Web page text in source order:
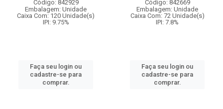
Código: 842929
Embalagem: Unidade
Caixa Com: 120 Unidade(s)
IPI: 9.75%
Faça seu login ou
cadastre-se para
comprar.
Código: 842669
Embalagem: Unidade
Caixa Com: 72 Unidade(s)
IPI: 7.8%
Faça seu login ou
cadastre-se para
comprar.